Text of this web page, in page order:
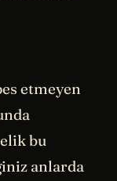
etmeyen
bu
anlarda